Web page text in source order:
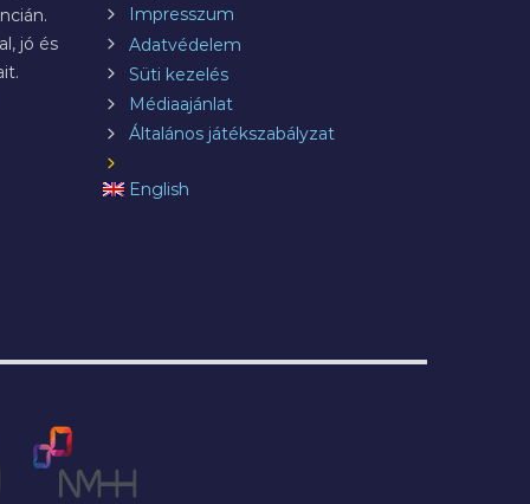
jó és
Impresszum
Adatvédelem
Süti kezelés
Médiaajánlat
Általános játékszabályzat
English